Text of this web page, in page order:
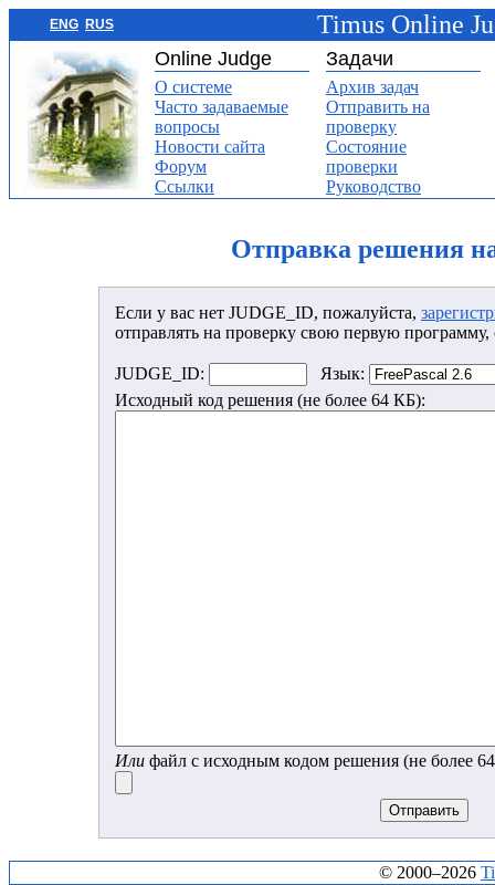
ENG RUS Timus Online
Online Judge Задачи
О системе
Часто задаваемые
вопросы
Новости сайта
Форум
Ссылки
Архив задач
Отправить на
проверку
Состояние
проверки
Руководство
Отправка решения
Если у вас нет JUDGE_ID, пожалуйста,
отправлять на проверку свою первую программу,
JUDGE_ID:
Язык:
Исходный код решения (не более 64 КБ):
Или файл с исходным кодом решения (не более
© 2000–2026